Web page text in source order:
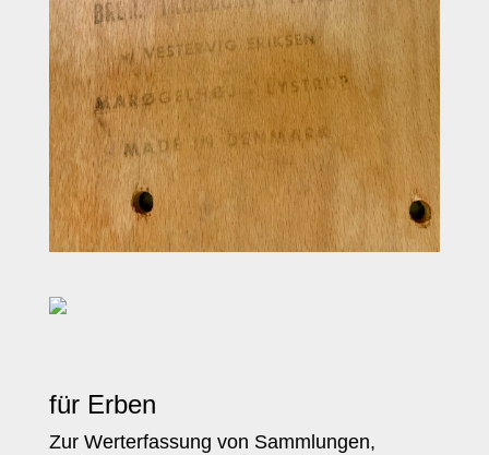
für Erben
Zur Werterfassung von Sammlungen,